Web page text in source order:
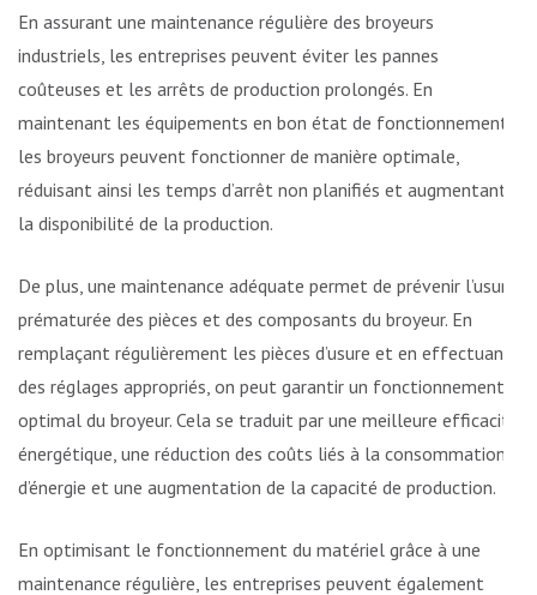
En assurant une maintenance régulière des broyeurs
industriels, les entreprises peuvent éviter les pannes
coûteuses et les arrêts de production prolongés. En
maintenant les équipements en bon état de fonctionnement,
les broyeurs peuvent fonctionner de manière optimale,
réduisant ainsi les temps d’arrêt non planifiés et augmentant
la disponibilité de la production.
De plus, une maintenance adéquate permet de prévenir l’usure
prématurée des pièces et des composants du broyeur. En
remplaçant régulièrement les pièces d’usure et en effectuant
des réglages appropriés, on peut garantir un fonctionnement
optimal du broyeur. Cela se traduit par une meilleure efficacité
énergétique, une réduction des coûts liés à la consommation
d’énergie et une augmentation de la capacité de production.
En optimisant le fonctionnement du matériel grâce à une
maintenance régulière, les entreprises peuvent également